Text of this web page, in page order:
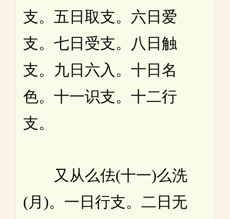
支。五日取支。六日爱
支。七日受支。八日触
支。九日六入。十日名
色。十一识支。十二行
支。
又从么佉(十一)么洗
(月)。一日行支。二日无